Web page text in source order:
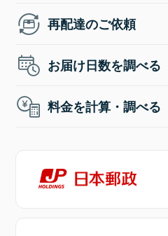
再配達のご依頼
お届け日数を調べる
料金を計算・調べる